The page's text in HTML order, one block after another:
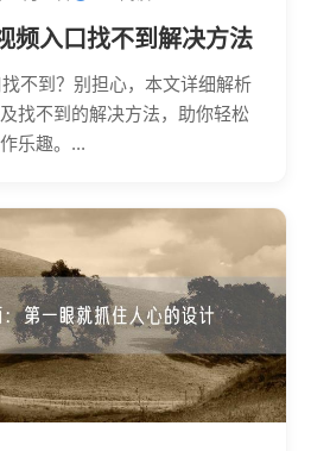
频入口找不到解决方法
不到？别担心，本文详细解析
找不到的解决方法，助你轻松
乐趣。...